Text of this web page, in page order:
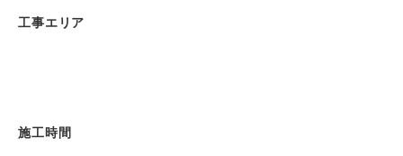
工事エリア
施工時間